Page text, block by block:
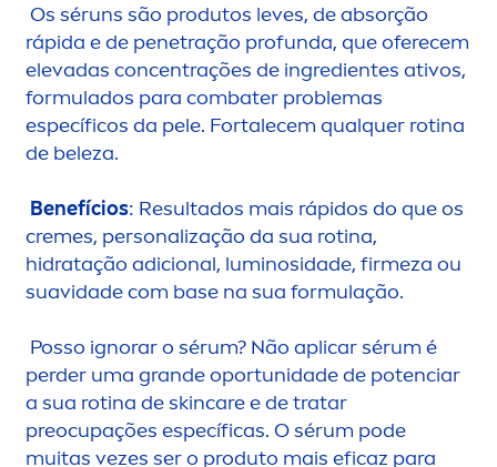
Os séruns são produtos leves, de absorção
rápida e de penetração profunda, que oferecem
elevadas concentrações de ingredientes ativos,
formulados para combater problemas
específicos da pele. Fortalecem qualquer rotina
de beleza.
Benefícios: Resultados mais rápidos do que os
cremes, personalização da sua rotina,
hidratação adicional, luminosidade, firmeza ou
suavidade com base na sua formulação.
Posso ignorar o sérum? Não aplicar sérum é
perder uma grande oportunidade de potenciar
a sua rotina deskincaree de tratar
preocupações específicas. O sérum pode
muitas vezes ser o produto mais eficaz para